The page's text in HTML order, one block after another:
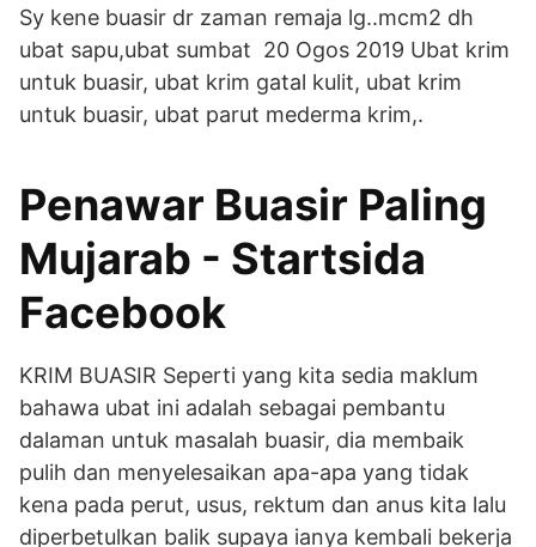
Sy kene buasir dr zaman remaja lg..mcm2 dh
ubat sapu,ubat sumbat 20 Ogos 2019 Ubat krim
untuk buasir, ubat krim gatal kulit, ubat krim
untuk buasir, ubat parut mederma krim,.
Penawar Buasir Paling
Mujarab - Startsida
Facebook
KRIM BUASIR Seperti yang kita sedia maklum
bahawa ubat ini adalah sebagai pembantu
dalaman untuk masalah buasir, dia membaik
pulih dan menyelesaikan apa-apa yang tidak
kena pada perut, usus, rektum dan anus kita lalu
diperbetulkan balik supaya ianya kembali bekerja